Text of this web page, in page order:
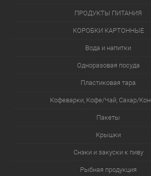
ПРОДУКТЫ ПИТАНИЯ
КОРОБКИ КАРТОННЫЕ
Вода и напитки
Одноразовая посуда
Пластиковая тара
Кофеварки, Кофе/Чай, Сахар/
Пакеты
Крышки
Снэки и закуски к пиву
Рыбная продукция